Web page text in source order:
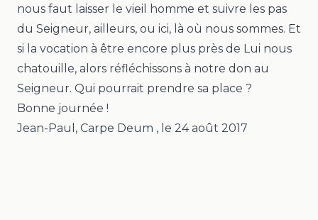
nous faut laisser le vieil homme et suivre les pas
du Seigneur, ailleurs, ou ici, là où nous sommes. Et
si la vocation à être encore plus près de Lui nous
chatouille, alors réfléchissons à notre don au
Seigneur. Qui pourrait prendre sa place ?
Bonne journée !
Jean-Paul, Carpe Deum , le 24 août 2017